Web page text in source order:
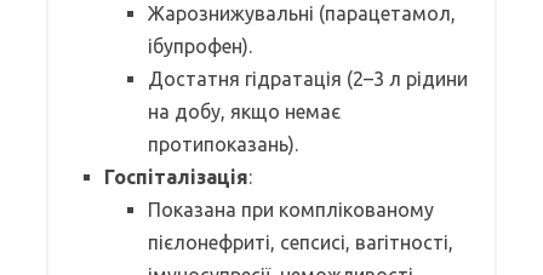
Жарознижувальні (парацетамол,
ібупрофен).
Достатня гідратація (2–3 л рідини
на добу, якщо немає
протипоказань).
Госпіталізація:
Показана при комплікованому
пієлонефриті, сепсисі, вагітності,